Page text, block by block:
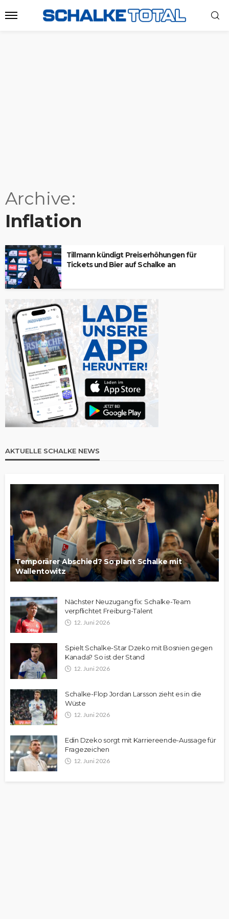
Archive
Inflation
Tillmann kündigt Preiserhöhungen für
Tickets und Bier auf Schalke an
AKTUELLE SCHALKE NEWS
Temporärer Abschied? So plant Schalke mit
Wallentowitz
Nächster Neuzugang fix: Schalke-Team
verpflichtet Freiburg-Talent
12. Juni 2026
Spielt Schalke-Star Dzeko mit Bosnien gegen
Kanada? So ist der Stand
12. Juni 2026
Schalke-Flop Jordan Larsson zieht es in die
Wüste
12. Juni 2026
Edin Dzeko sorgt mit Karriereende-Aussage für
Fragezeichen
12. Juni 2026